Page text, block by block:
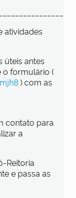
atividades
úteis antes
o formulário (
) com as
contato para
a
Reitoria
e passa as